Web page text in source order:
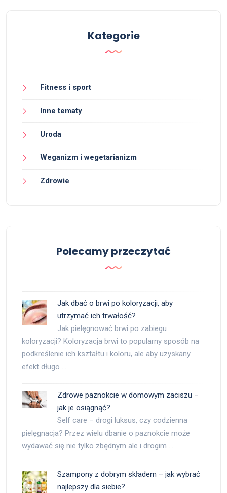
Kategorie
Fitness i sport
Inne tematy
Uroda
Weganizm i wegetarianizm
Zdrowie
Polecamy przeczytać
Jak dbać o brwi po koloryzacji, aby
utrzymać ich trwałość?
Jak pielęgnować brwi po zabiegu
koloryzacji? Koloryzacja brwi to popularny sposób na
podkreślenie ich kształtu i koloru, ale aby uzyskany
efekt długo …
Zdrowe paznokcie w domowym zaciszu –
jak je osiągnąć?
Self care – drogi luksus, czy codzienna
pielęgnacja? Przez wielu dbanie o paznokcie może
wydawać się nie tylko zbędnym ale i drogim …
Szampony z dobrym składem – jak wybrać
najlepszy dla siebie?